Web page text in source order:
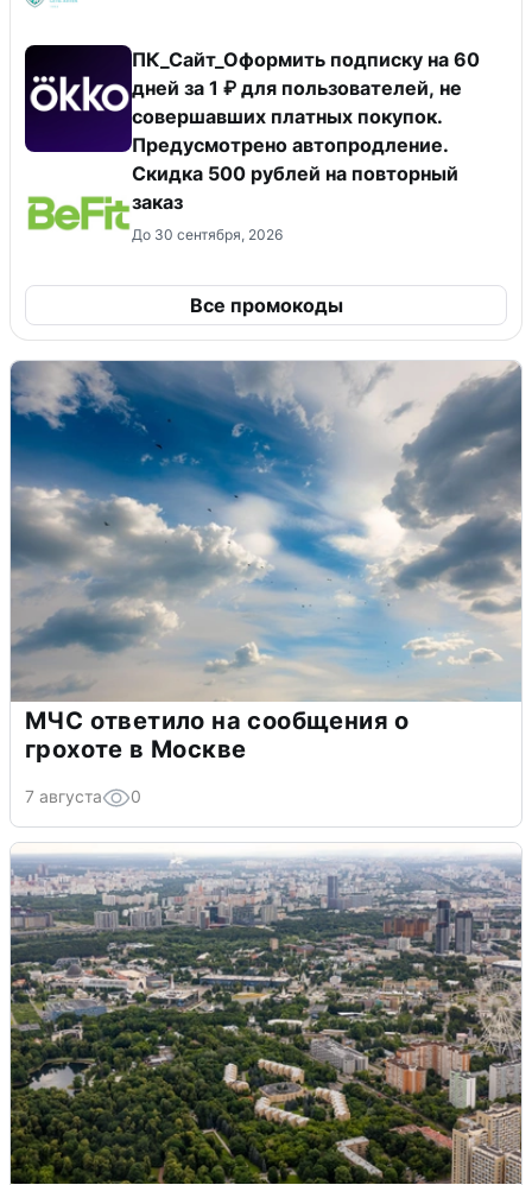
ПК_Сайт_Оформить подписку на 60
дней за 1 ₽ для пользователей, не
совершавших платных покупок.
Предусмотрено автопродление.
Скидка 500 рублей на повторный
заказ
До 30 сентября, 2026
Все промокоды
МЧС ответило на сообщения о
грохоте в Москве
7 августа 0